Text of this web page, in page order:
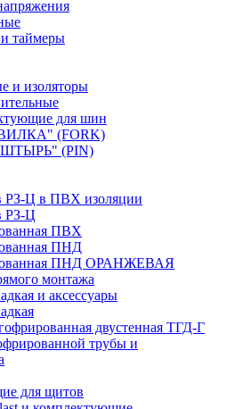
таймеры
и изоляторы
для шин
(FORK)
(PIN)
РЗ-Ц в ПВХ изоляции
РЗ-Ц
ПВХ
ПНД
ПНД ОРАНЖЕВАЯ
монтажа
и аксессуары
двустенная ТГД-Г
трубы и
для щитов